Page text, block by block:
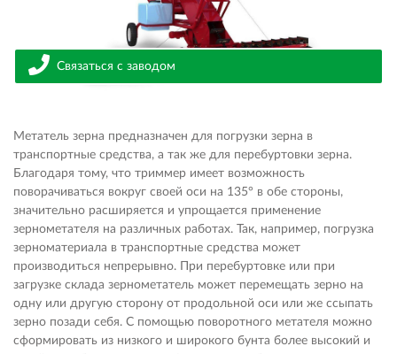
Связаться с заводом
Метатель зерна предназначен для погрузки зерна в
транспортные средства, а так же для перебуртовки зерна.
Благодаря тому, что триммер имеет возможность
поворачиваться вокруг своей оси на 135° в обе стороны,
значительно расширяется и упрощается применение
зернометателя на различных работах. Так, например, погрузка
зерноматериала в транспортные средства может
производиться непрерывно. При перебуртовке или при
загрузке склада зернометатель может перемещать зерно на
одну или другую сторону от продольной оси или же ссыпать
зерно позади себя. С помощью поворотного метателя можно
сформировать из низкого и широкого бунта более высокий и